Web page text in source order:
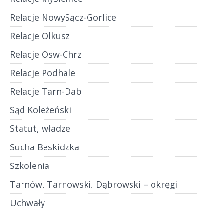
Relacje NowySącz-Gorlice
Relacje Olkusz
Relacje Osw-Chrz
Relacje Podhale
Relacje Tarn-Dab
Sąd Koleżeński
Statut, władze
Sucha Beskidzka
Szkolenia
Tarnów, Tarnowski, Dąbrowski – okręgi
Uchwały